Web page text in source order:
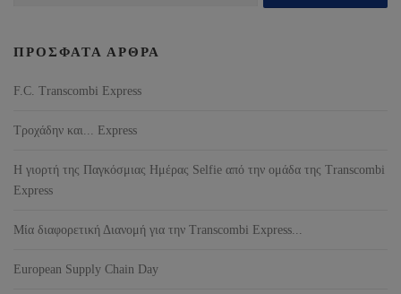
ΠΡΌΣΦΑΤΑ ΆΡΘΡΑ
F.C. Transcombi Express
Τροχάδην και... Express
Η γιορτή της Παγκόσμιας Ημέρας Selfie από την ομάδα της Transcombi
Express
Μία διαφορετική Διανομή για την Transcombi Express...
European Supply Chain Day